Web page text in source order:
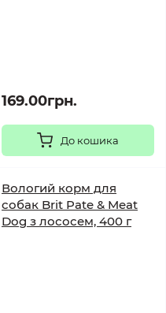
169.00грн.
До кошика
Вологий корм для
собак Brit Pate & Meat
Dog з лососем, 400 г